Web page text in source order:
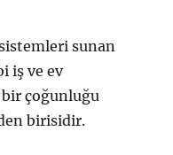
sunan
iş ve ev
çoğunluğu
birisidir.